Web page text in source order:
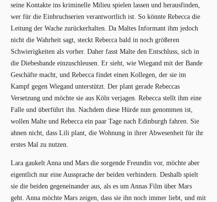
seine Kontakte ins kriminelle Milieu spielen lassen und herausfinden,
wer für die Einbruchserien verantwortlich ist. So könnte Rebecca die
Leitung der Wache zurückerhalten. Da Maltes Informant ihm jedoch
nicht die Wahrheit sagt, steckt Rebecca bald in noch größeren
Schwierigkeiten als vorher. Daher fasst Malte den Entschluss, sich in
die Diebesbande einzuschleusen. Er sieht, wie Wiegand mit der Bande
Geschäfte macht, und Rebecca findet einen Kollegen, der sie im
Kampf gegen Wiegand unterstützt. Der plant gerade Rebeccas
Versetzung und möchte sie aus Köln verjagen. Rebecca stellt ihm eine
Falle und überführt ihn. Nachdem diese Hürde nun genommen ist,
wollen Malte und Rebecca ein paar Tage nach Edinburgh fahren. Sie
ahnen nicht, dass Lili plant, die Wohnung in ihrer Abwesenheit für ihr
erstes Mal zu nutzen.
Lara gaukelt Anna und Mars die sorgende Freundin vor, möchte aber
eigentlich nur eine Aussprache der beiden verhindern. Deshalb spielt
sie die beiden gegeneinander aus, als es um Annas Film über Mars
geht. Anna möchte Mars zeigen, dass sie ihn noch immer liebt, und mit